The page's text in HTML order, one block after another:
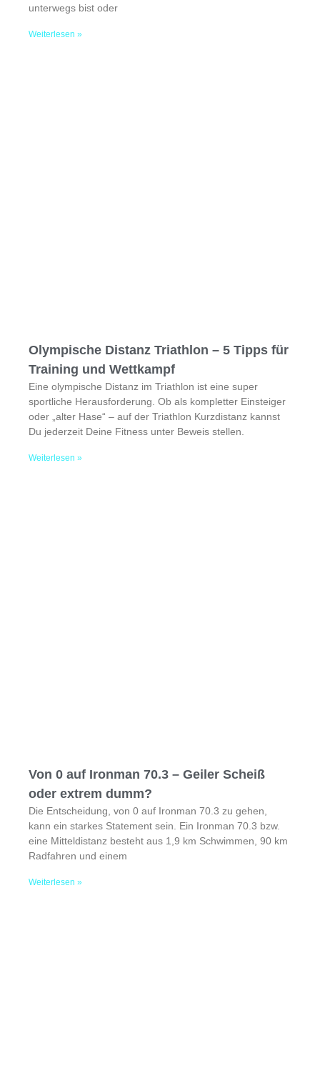
unterwegs bist oder
Weiterlesen »
Olympische Distanz Triathlon – 5 Tipps für
Training und Wettkampf
Eine olympische Distanz im Triathlon ist eine super
sportliche Herausforderung. Ob als kompletter Einsteiger
oder „alter Hase“ – auf der Triathlon Kurzdistanz kannst
Du jederzeit Deine Fitness unter Beweis stellen.
Weiterlesen »
Von 0 auf Ironman 70.3 – Geiler Scheiß
oder extrem dumm?
Die Entscheidung, von 0 auf Ironman 70.3 zu gehen,
kann ein starkes Statement sein. Ein Ironman 70.3 bzw.
eine Mitteldistanz besteht aus 1,9 km Schwimmen, 90 km
Radfahren und einem
Weiterlesen »